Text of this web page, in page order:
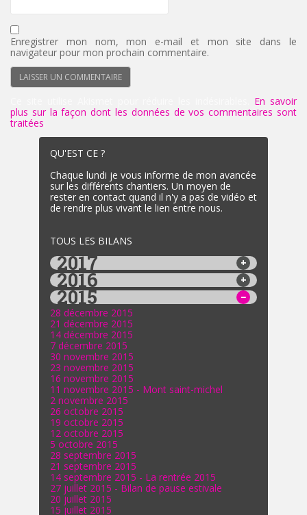
Enregistrer mon nom, mon e-mail et mon site dans le
navigateur pour mon prochain commentaire.
En savoir
plus sur la façon dont les données de vos commentaires sont
traitées
QU'EST CE ?
Chaque lundi je vous informe de mon avancée
sur les différents chantiers. Un moyen de
rester en contact quand il n'y a pas de vidéo et
de rendre plus vivant le lien entre nous.
TOUS LES BILANS
2017
2016
2015
28 décembre 2015
21 décembre 2015
14 décembre 2015
7 décembre 2015
30 novembre 2015
23 novembre 2015
16 novembre 2015
11 novembre 2015 - Mont saint-michel
2 novembre 2015
26 octobre 2015
19 octobre 2015
12 octobre 2015
5 octobre 2015
28 septembre 2015
21 septembre 2015
14 septembre 2015 - La rentrée 2015
27 juillet 2015 - Bilan de pause estivale
20 juillet 2015
15 juillet 2015